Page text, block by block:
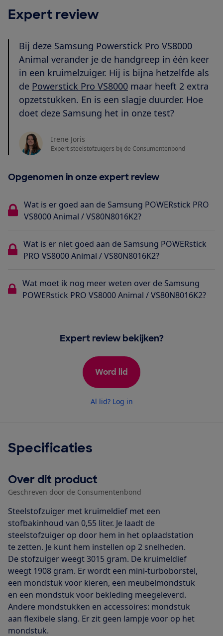
Expert review
Bij deze Samsung Powerstick Pro VS8000
Animal verander je de handgreep in één keer
in een kruimelzuiger. Hij is bijna hetzelfde als
de Powerstick Pro VS8000 maar heeft 2 extra
opzetstukken. En is een slagje duurder. Hoe
doet deze Samsung het in onze test?
Irene Joris
Expert steelstofzuigers bij de Consumentenbond
Opgenomen in onze expert review
Wat is er goed aan de Samsung POWERstick PRO
VS8000 Animal / VS80N8016K2?
Wat is er niet goed aan de Samsung POWERstick
PRO VS8000 Animal / VS80N8016K2?
Wat moet ik nog meer weten over de Samsung
POWERstick PRO VS8000 Animal / VS80N8016K2?
Expert review bekijken?
Word lid
Al lid? Log in
Specificaties
Over dit product
Geschreven door de Consumentenbond
Steelstofzuiger met kruimeldief met een
stofbakinhoud van 0,55 liter. Je laadt de
steelstofzuiger op door hem in het oplaadstation
te zetten. Je kunt hem instellen op 2 snelheden.
De stofzuiger weegt 3015 gram. De kruimeldief
weegt 1908 gram. Er wordt een mini-turboborstel,
een mondstuk voor kieren, een meubelmondstuk
en een mondstuk voor bekleding meegeleverd.
Andere mondstukken en accessoires: mondstuk
aan flexibele slang. Er zit geen lampje voor op het
mondstuk.